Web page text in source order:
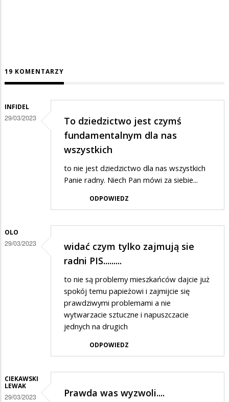
19 KOMENTARZY
INFIDEL
29/03/2023
To dziedzictwo jest czymś
fundamentalnym dla nas
wszystkich
to nie jest dziedzictwo dla nas wszystkich
Panie radny. Niech Pan mówi za siebie...
ODPOWIEDZ
OLO
29/03/2023
widać czym tylko zajmują sie
radni PIS.........
to nie są problemy mieszkańców dajcie już
spokój temu papieżowi i zajmijcie się
prawdziwymi problemami a nie
wytwarzacie sztuczne i napuszczacie
jednych na drugich
ODPOWIEDZ
CIEKAWSKI
LEWAK
29/03/2023 Prawda was wyzwoli....